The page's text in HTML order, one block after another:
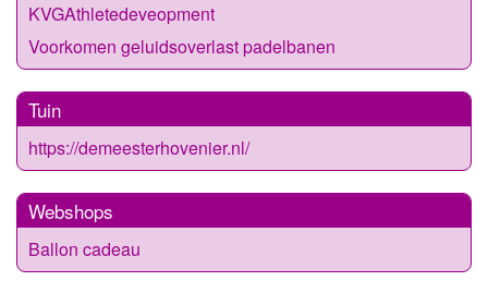
KVGAthletedeveopment
Voorkomen geluidsoverlast padelbanen
Tuin
https://demeesterhovenier.nl/
Webshops
Ballon cadeau